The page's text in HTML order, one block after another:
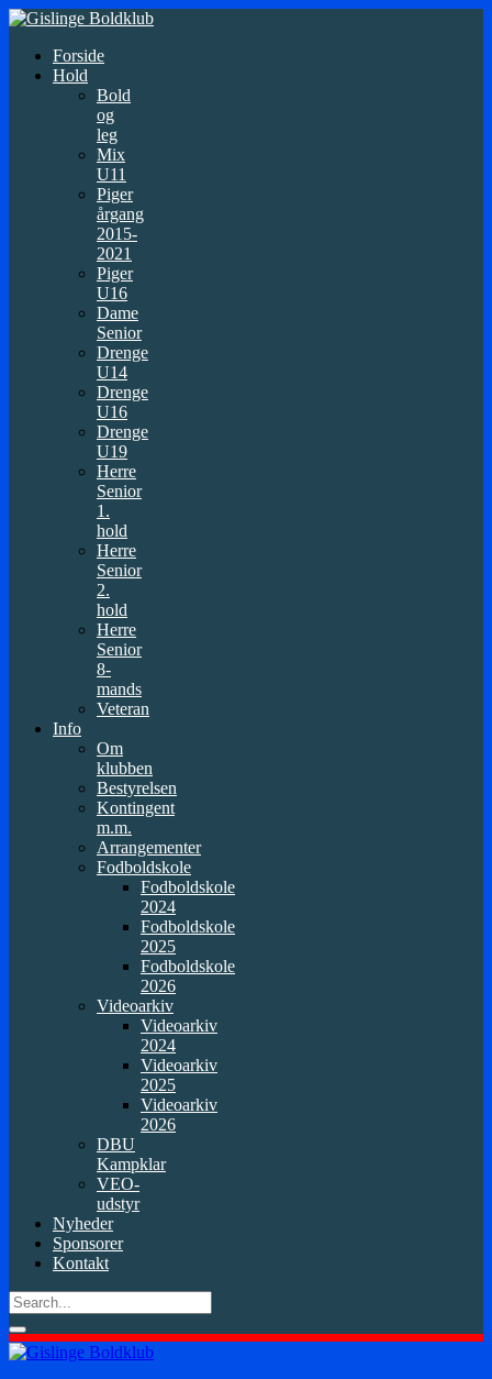
Forside
Hold
Bold
og
leg
Mix
U11
Piger
årgang
2015-
2021
Piger
U16
Dame
Senior
Drenge
U14
Drenge
U16
Drenge
U19
Herre
Senior
1.
hold
Herre
Senior
2.
hold
Herre
Senior
8-
mands
Veteran
Info
Om
klubben
Bestyrelsen
Kontingent
m.m.
Arrangementer
Fodboldskole
Fodboldskole
2024
Fodboldskole
2025
Fodboldskole
2026
Videoarkiv
Videoarkiv
2024
Videoarkiv
2025
Videoarkiv
2026
DBU
Kampklar
VEO-
udstyr
Nyheder
Sponsorer
Kontakt